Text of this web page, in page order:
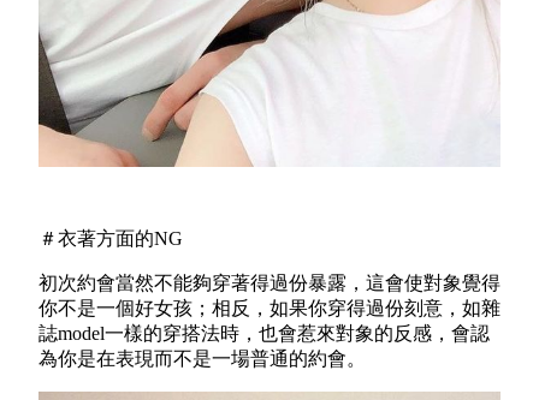
＃衣著方面的NG
初次約會當然不能夠穿著得過份暴露，這會使對象覺得
你不是一個好女孩；相反，如果你穿得過份刻意，如雜
誌model一樣的穿搭法時，也會惹來對象的反感，會認
為你是在表現而不是一場普通的約會。